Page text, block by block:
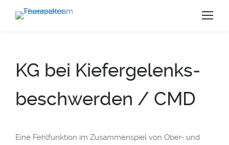
KG bei Kiefer­gelenks­
beschwerden / CMD
Eine Fehlfunktion im Zusammenspiel von Ober- und